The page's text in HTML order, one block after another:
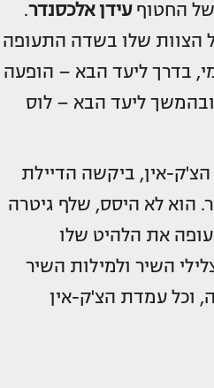
של החטוףעידן אלכסנדר.
הצוות שלו בשדה התעופה
בדרך ליעד הבא – הופעה
ליעד הבא – לוס
אין, ביקשה הדיילת
הוא לא היסס, שלף גיטרה
את הלהיט שלו
השיר ולמילות השיר
וכל עמדת הצ'ק-אין